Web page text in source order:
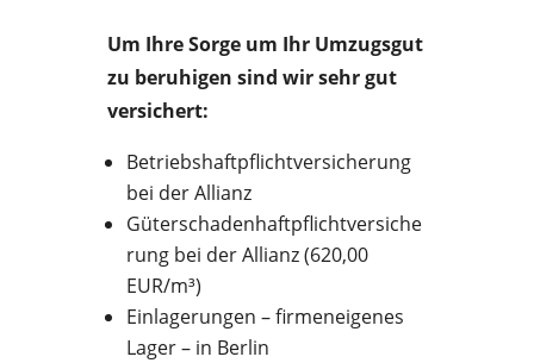
Um Ihre Sorge um Ihr Umzugsgut
zu beruhigen sind wir sehr gut
versichert:
Betriebshaftpflichtversicherung
bei der Allianz
Güterschadenhaftpflichtversiche
rung bei der Allianz (620,00
EUR/m³)
Einlagerungen – firmeneigenes
Lager – in Berlin